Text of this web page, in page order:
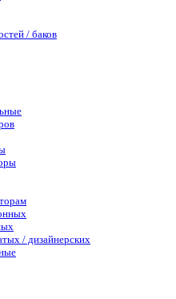
/ баков
/ дизайнерских